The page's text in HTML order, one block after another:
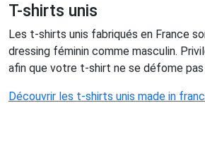
T-shirts unis
Les t-shirts unis fabriqués en France
dressing féminin comme masculin.
afin que votre t-shirt ne se défome
Découvrir les t-shirts unis made in